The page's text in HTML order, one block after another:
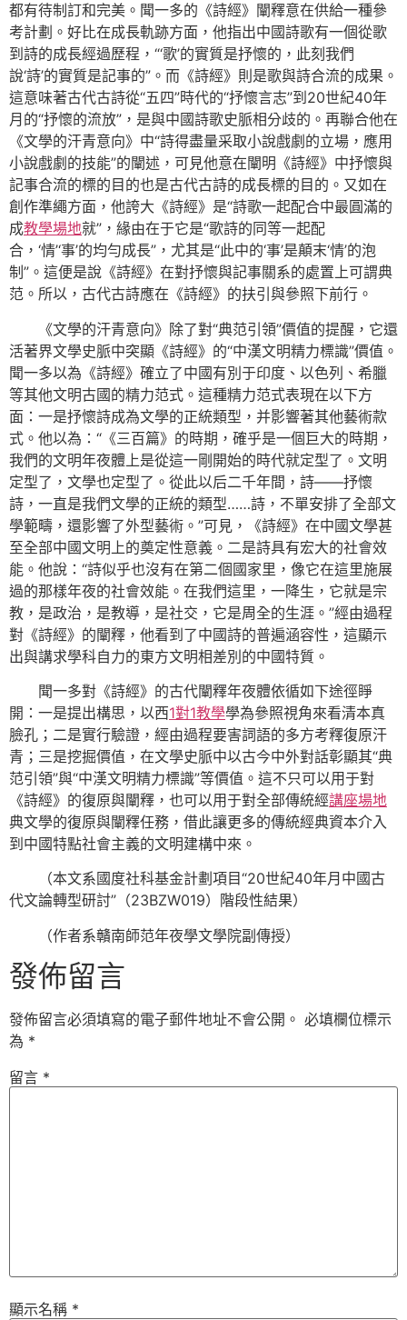
都有待制訂和完美。聞一多的《詩經》闡釋意在供給一種參
考計劃。好比在成長軌跡方面，他指出中國詩歌有一個從歌
到詩的成長經過歷程，“‘歌’的實質是抒懷的，此刻我們
說‘詩’的實質是記事的”。而《詩經》則是歌與詩合流的成果。
這意味著古代古詩從“五四”時代的“抒懷言志”到20世紀40年
月的“抒懷的流放”，是與中國詩歌史脈相分歧的。再聯合他在
《文學的汗青意向》中“詩得盡量采取小說戲劇的立場，應用
小說戲劇的技能”的闡述，可見他意在闡明《詩經》中抒懷與
記事合流的標的目的也是古代古詩的成長標的目的。又如在
創作準繩方面，他誇大《詩經》是“詩歌一起配合中最圓滿的
成教學場地就”，緣由在于它是“歌詩的同等一起配
合，‘情’‘事’的均勻成長”，尤其是“此中的‘事’是顛末‘情’的泡
制”。這便是說《詩經》在對抒懷與記事關系的處置上可謂典
范。所以，古代古詩應在《詩經》的扶引與參照下前行。
《文學的汗青意向》除了對“典范引領”價值的提醒，它還
活著界文學史脈中突顯《詩經》的“中漢文明精力標識”價值。
聞一多以為《詩經》確立了中國有別于印度、以色列、希臘
等其他文明古國的精力范式。這種精力范式表現在以下方
面：一是抒懷詩成為文學的正統類型，并影響著其他藝術款
式。他以為：“《三百篇》的時期，確乎是一個巨大的時期，
我們的文明年夜體上是從這一剛開始的時代就定型了。文明
定型了，文學也定型了。從此以后二千年間，詩——抒懷
詩，一直是我們文學的正統的類型……詩，不單安排了全部文
學範疇，還影響了外型藝術。”可見，《詩經》在中國文學甚
至全部中國文明上的奠定性意義。二是詩具有宏大的社會效
能。他說：“詩似乎也沒有在第二個國家里，像它在這里施展
過的那樣年夜的社會效能。在我們這里，一降生，它就是宗
教，是政治，是教導，是社交，它是周全的生涯。”經由過程
對《詩經》的闡釋，他看到了中國詩的普遍涵容性，這顯示
出與講求學科自力的東方文明相差別的中國特質。
聞一多對《詩經》的古代闡釋年夜體依循如下途徑睜
開：一是提出構思，以西1對1教學學為參照視角來看清本真
臉孔；二是實行驗證，經由過程要害詞語的多方考釋復原汗
青；三是挖掘價值，在文學史脈中以古今中外對話彰顯其“典
范引領”與“中漢文明精力標識”等價值。這不只可以用于對
《詩經》的復原與闡釋，也可以用于對全部傳統經講座場地
典文學的復原與闡釋任務，借此讓更多的傳統經典資本介入
到中國特點社會主義的文明建構中來。
（本文系國度社科基金計劃項目“20世紀40年月中國古
代文論轉型研討”（23BZW019）階段性結果）
（作者系贛南師范年夜學文學院副傳授）
發佈留言
發佈留言必須填寫的電子郵件地址不會公開。 必填欄位標示
為 *
留言 *
顯示名稱 *